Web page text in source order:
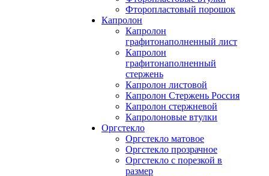
Фторопластовый порошок
Капролон
Капролон
графитонаполненный лист
Капролон
графитонаполненный
стержень
Капролон листовой
Капролон Стержень Россия
Капролон стержневой
Капролоновые втулки
Оргстекло
Оргстекло матовое
Оргстекло прозрачное
Оргстекло с порезкой в
размер